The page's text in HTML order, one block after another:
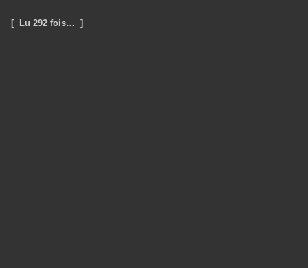
[ Lu 292 fois… ]